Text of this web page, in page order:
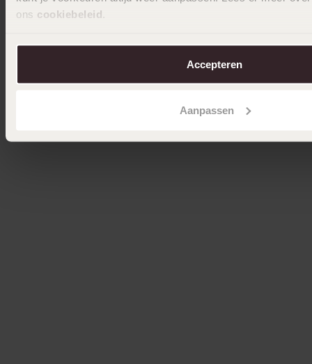
ons cookiebeleid
Accepteren
Aanpassen